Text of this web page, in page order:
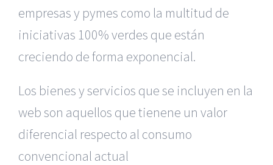
empresas y pymes como la multitud de
iniciativas 100% verdes que están
creciendo de forma exponencial.
Los bienes y servicios que se incluyen en la
web son aquellos que tienene un valor
diferencial respecto al consumo
convencional actual